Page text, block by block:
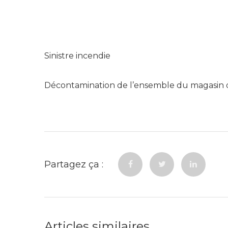
Sinistre incendie
Décontamination de l’ensemble du magasin
Partagez ça :